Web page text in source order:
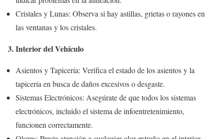
Cristales y Lunas: Observa si hay astillas, grietas o rayones en
las ventanas y los cristales.
3. Interior del Vehículo
Asientos y Tapicería: Verifica el estado de los asientos y la
tapicería en busca de daños excesivos o desgaste.
Sistemas Electrónicos: Asegúrate de que todos los sistemas
electrónicos, incluido el sistema de infoentretenimiento,
funcionen correctamente.